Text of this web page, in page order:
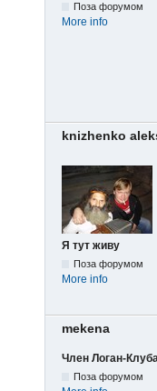
Поза форумом
More info
knizhenko
Я тут живу
Поза форумом
More info
mekena
Член Логан-
Поза форумом